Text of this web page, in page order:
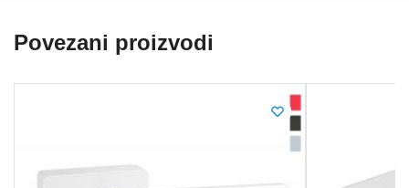
Povezani proizvodi